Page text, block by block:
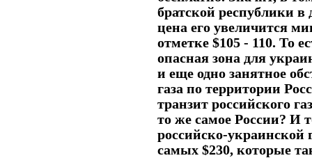
братской республики
цена его увеличится
отметке $105 - 110. То
опасная зона для
и еще одно занятное
газа по территории
транзит российского
то же самое России? И
российско-украинской
самых $230, которые